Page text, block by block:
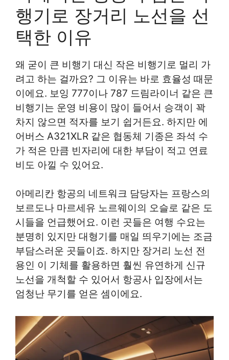
행기로 장거리 노선을 선
택한 이유
왜 굳이 큰 비행기 대신 작은 비행기로 멀리 가
려고 하는 걸까요? 그 이유는 바로 효율성 때문
이에요. 보잉 777이나 787 드림라이너 같은 큰
비행기는 운영 비용이 많이 들어서 승객이 꽉
차지 않으면 적자를 보기 쉽거든요. 하지만 에
어버스 A321XLR 같은 협동체 기종은 좌석 수
가 적은 만큼 빈자리에 대한 부담이 적고 연료
비도 아낄 수 있어요.
아메리칸 항공의 네트워크 담당자는 프랑스의
보르도나 마르세유 노르웨이의 오슬로 같은 도
시들을 언급했어요. 이런 곳들은 여행 수요는
분명히 있지만 대형기를 매일 띄우기에는 조금
부담스러운 곳들이죠. 하지만 장거리 노선 전
용인 이 기체를 활용하면 훨씬 유연하게 신규
노선을 개척할 수 있어서 항공사 입장에서는
엄청난 무기를 얻은 셈이에요.